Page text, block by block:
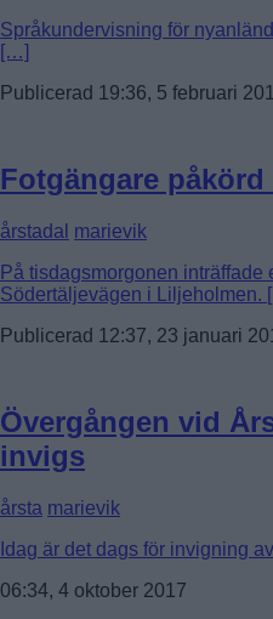
Språkundervisning för
[…]
Publicerad 19:36, 5 februari
Fotgängare
årstadal marievik
På tisdagsmorgonen inträffade
Södertäljevägen i Liljeholmen.
Publicerad 12:37, 23 januari
Övergången vid
invigs
årsta marievik
Idag är det dags för invigning
06:34, 4 oktober 2017